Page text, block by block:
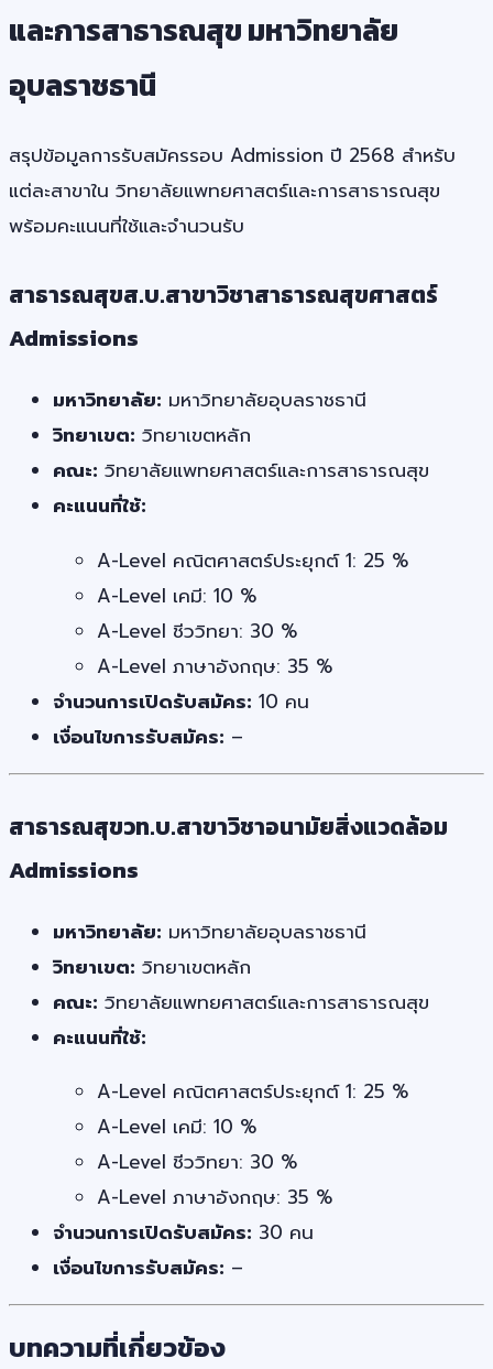
และการสาธารณสุข มหาวิทยาลัย
อุบลราชธานี
สรุปข้อมูลการรับสมัครรอบ Admission ปี 2568 สำหรับ
แต่ละสาขาใน วิทยาลัยแพทยศาสตร์และการสาธารณสุข
พร้อมคะแนนที่ใช้และจำนวนรับ
สาธารณสุขส.บ.สาขาวิชาสาธารณสุขศาสตร์
Admissions
มหาวิทยาลัย: มหาวิทยาลัยอุบลราชธานี
วิทยาเขต: วิทยาเขตหลัก
คณะ: วิทยาลัยแพทยศาสตร์และการสาธารณสุข
คะแนนที่ใช้:
A-Level คณิตศาสตร์ประยุกต์ 1: 25 %
A-Level เคมี: 10 %
A-Level ชีววิทยา: 30 %
A-Level ภาษาอังกฤษ: 35 %
จำนวนการเปิดรับสมัคร: 10 คน
เงื่อนไขการรับสมัคร: –
สาธารณสุขวท.บ.สาขาวิชาอนามัยสิ่งแวดล้อม
Admissions
มหาวิทยาลัย: มหาวิทยาลัยอุบลราชธานี
วิทยาเขต: วิทยาเขตหลัก
คณะ: วิทยาลัยแพทยศาสตร์และการสาธารณสุข
คะแนนที่ใช้:
A-Level คณิตศาสตร์ประยุกต์ 1: 25 %
A-Level เคมี: 10 %
A-Level ชีววิทยา: 30 %
A-Level ภาษาอังกฤษ: 35 %
จำนวนการเปิดรับสมัคร: 30 คน
เงื่อนไขการรับสมัคร: –
บทความที่เกี่ยวข้อง